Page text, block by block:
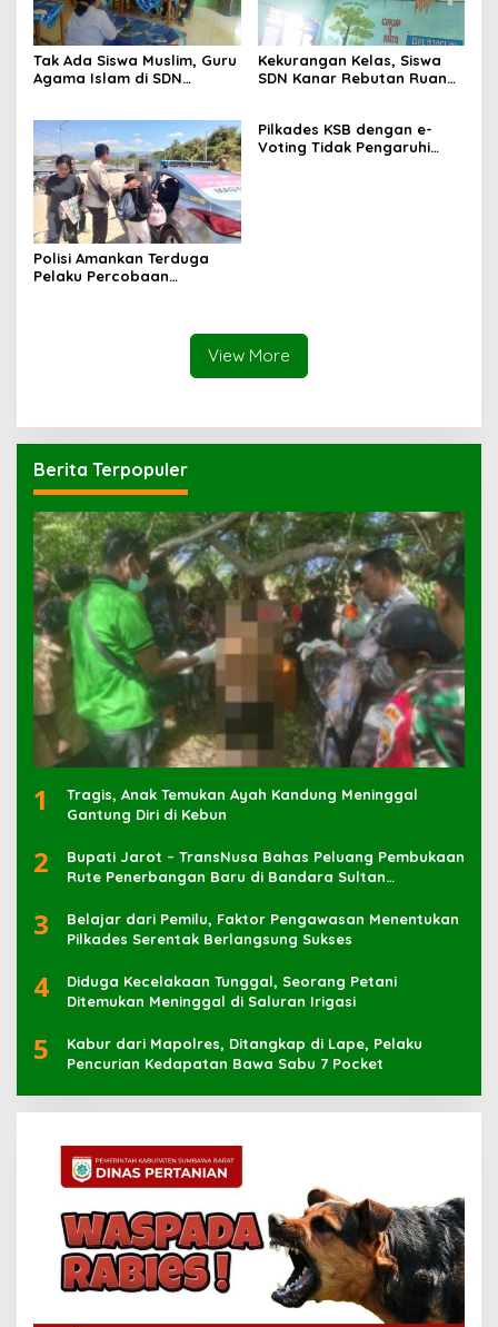
Tak Ada Siswa Muslim, Guru
Agama Islam di SDN
Kekurangan Kelas, Siswa
SDN Kanar Rebutan Ruang
Polisi Amankan Terduga
Pelaku Percobaan
Pilkades KSB dengan e-
Voting Tidak Pengaruhi
View More
Berita Terpopuler
1
Tragis, Anak Temukan Ayah Kandung Meninggal
Gantung Diri di Kebun
2
Bupati Jarot – TransNusa Bahas Peluang Pembukaan
Rute Penerbangan Baru di Bandara Sultan
3
Belajar dari Pemilu, Faktor Pengawasan Menentukan
Pilkades Serentak Berlangsung Sukses
4
Diduga Kecelakaan Tunggal, Seorang Petani
Ditemukan Meninggal di Saluran Irigasi
5
Kabur dari Mapolres, Ditangkap di Lape, Pelaku
Pencurian Kedapatan Bawa Sabu 7 Pocket